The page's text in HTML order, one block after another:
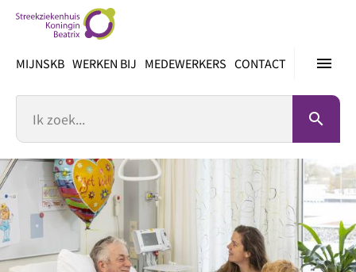
inhoud
menu
MIJNSKB WERKEN BIJ MEDEWERKERS CONTACT
search